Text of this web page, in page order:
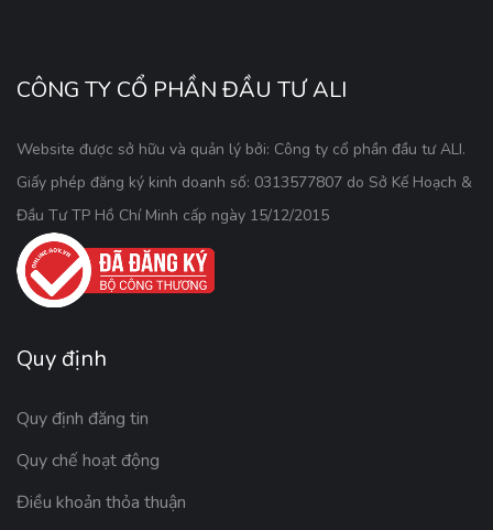
CÔNG TY CỔ PHẦN ĐẦU TƯ ALI
Website được sở hữu và quản lý bởi: Công ty cổ phần đầu tư ALI.
Giấy phép đăng ký kinh doanh số: 0313577807 do Sở Kế Hoạch &
Đầu Tư TP Hồ Chí Minh cấp ngày 15/12/2015
Quy định
Quy định đăng tin
Quy chế hoạt động
Điều khoản thỏa thuận